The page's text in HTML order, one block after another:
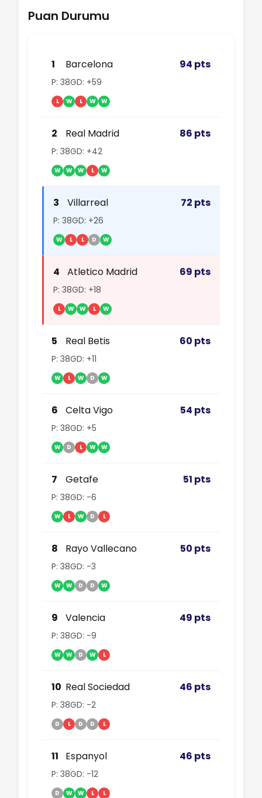
Puan Durumu
1 Barcelona 94 pts
P: 38GD: +59
L W L W W
2 Real Madrid 86 pts
P: 38GD: +42
W W W L W
3 Villarreal 72 pts
P: 38GD: +26
W L L D W
4 Atletico Madrid 69 pts
P: 38GD: +18
L W W L W
5 Real Betis 60 pts
P: 38GD: +11
W L W D W
6 Celta Vigo 54 pts
P: 38GD: +5
W D L W W
7 Getafe 51 pts
P: 38GD: -6
W L W D L
8 Rayo Vallecano 50 pts
P: 38GD: -3
W W D D W
9 Valencia 49 pts
P: 38GD: -9
W W D W L
10 Real Sociedad 46 pts
P: 38GD: -2
D L D D L
11 Espanyol 46 pts
P: 38GD: -12
D W W L L